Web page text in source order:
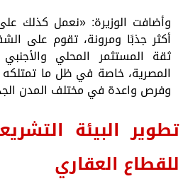
وأضافت الوزيرة: «نعمل كذلك
أكثر جذبًا ومرونة، تقوم على
ثقة المستثمر المحلي
المصرية، خاصة في ظل ما
وفرص واعدة في مختلف المدن
تطوير البيئة
للقطاع العقاري